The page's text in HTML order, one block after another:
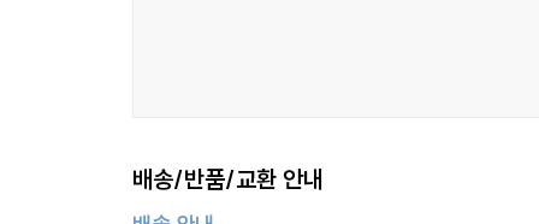
배송/반품/교환 안내